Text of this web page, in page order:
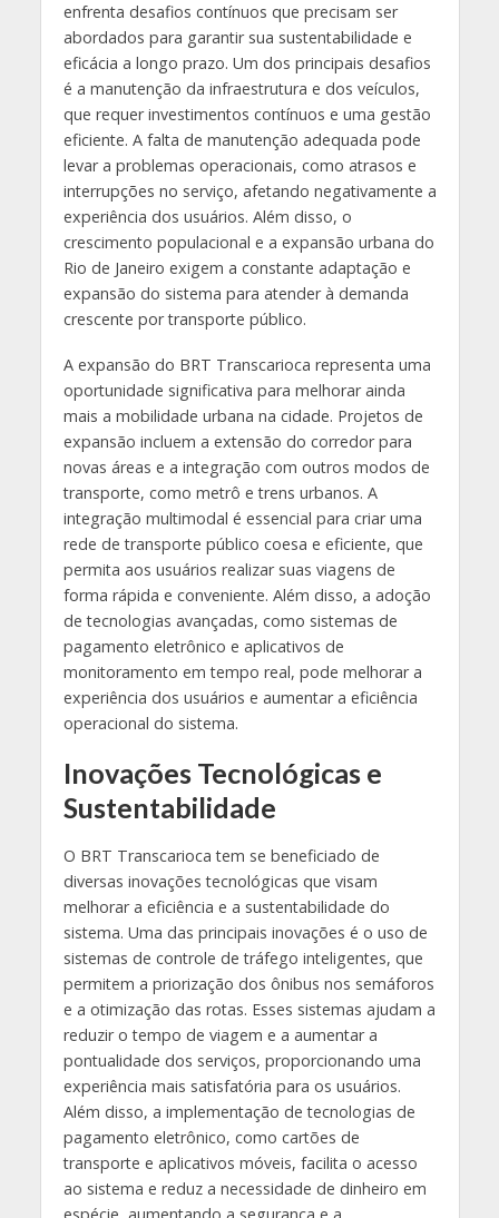
enfrenta desafios contínuos que precisam ser
abordados para garantir sua sustentabilidade e
eficácia a longo prazo. Um dos principais desafios
é a manutenção da infraestrutura e dos veículos,
que requer investimentos contínuos e uma gestão
eficiente. A falta de manutenção adequada pode
levar a problemas operacionais, como atrasos e
interrupções no serviço, afetando negativamente a
experiência dos usuários. Além disso, o
crescimento populacional e a expansão urbana do
Rio de Janeiro exigem a constante adaptação e
expansão do sistema para atender à demanda
crescente por transporte público.
A expansão do BRT Transcarioca representa uma
oportunidade significativa para melhorar ainda
mais a mobilidade urbana na cidade. Projetos de
expansão incluem a extensão do corredor para
novas áreas e a integração com outros modos de
transporte, como metrô e trens urbanos. A
integração multimodal é essencial para criar uma
rede de transporte público coesa e eficiente, que
permita aos usuários realizar suas viagens de
forma rápida e conveniente. Além disso, a adoção
de tecnologias avançadas, como sistemas de
pagamento eletrônico e aplicativos de
monitoramento em tempo real, pode melhorar a
experiência dos usuários e aumentar a eficiência
operacional do sistema.
Inovações Tecnológicas e
Sustentabilidade
O BRT Transcarioca tem se beneficiado de
diversas inovações tecnológicas que visam
melhorar a eficiência e a sustentabilidade do
sistema. Uma das principais inovações é o uso de
sistemas de controle de tráfego inteligentes, que
permitem a priorização dos ônibus nos semáforos
e a otimização das rotas. Esses sistemas ajudam a
reduzir o tempo de viagem e a aumentar a
pontualidade dos serviços, proporcionando uma
experiência mais satisfatória para os usuários.
Além disso, a implementação de tecnologias de
pagamento eletrônico, como cartões de
transporte e aplicativos móveis, facilita o acesso
ao sistema e reduz a necessidade de dinheiro em